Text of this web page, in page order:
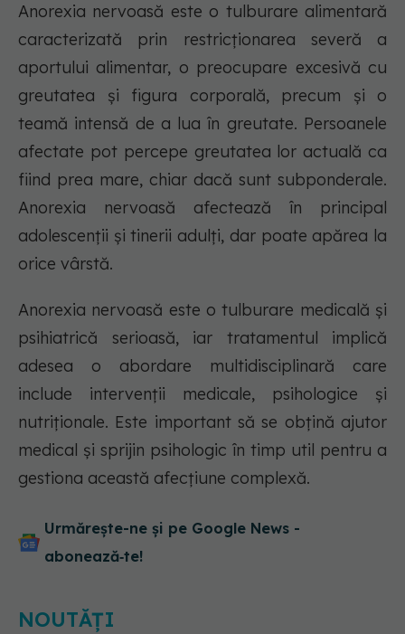
Anorexia nervoasă este o tulburare alimentară
caracterizată prin restricționarea severă a
aportului alimentar, o preocupare excesivă cu
greutatea și figura corporală, precum și o
teamă intensă de a lua în greutate. Persoanele
afectate pot percepe greutatea lor actuală ca
fiind prea mare, chiar dacă sunt subponderale.
Anorexia nervoasă afectează în principal
adolescenții și tinerii adulți, dar poate apărea la
orice vârstă.
Anorexia nervoasă este o tulburare medicală și
psihiatrică serioasă, iar tratamentul implică
adesea o abordare multidisciplinară care
include intervenții medicale, psihologice și
nutriționale. Este important să se obțină ajutor
medical și sprijin psihologic în timp util pentru a
gestiona această afecțiune complexă.
Urmărește-ne și pe Google News -
abonează‑te!
NOUTĂȚI